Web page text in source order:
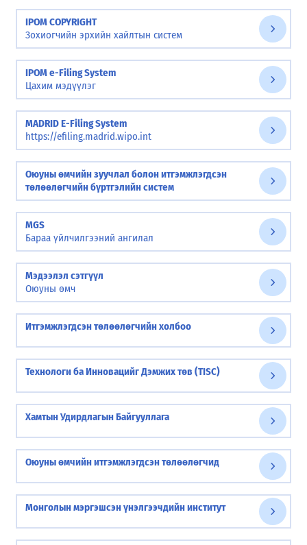
IPOM COPYRIGHT
Зохиогчийн эрхийн хайлтын систем
IPOM e-Filing System
Цахим мэдүүлэг
MADRID E-Filing System
https://efiling.madrid.wipo.int
Оюуны өмчийн зуучлал болон итгэмжлэгдсэн
төлөөлөгчийн бүртгэлийн систем
MGS
Бараа үйлчилгээний ангилал
Мэдээлэл сэтгүүл
Оюуны өмч
Итгэмжлэгдсэн төлөөлөгчийн холбоо
Технологи ба Инновацийг Дэмжих төв (TISC)
Хамтын Удирдлагын Байгууллага
Оюуны өмчийн итгэмжлэгдсэн төлөөлөгчид
Монголын мэргэшсэн үнэлгээчдийн институт